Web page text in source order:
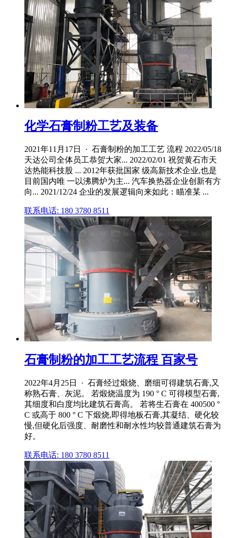
化学石膏制粉工艺及装备
2021年11月17日 · 石膏制粉的加工工艺 流程 2022/05/18
天达公司全体员工恭贺大家... 2022/02/01 祝贺黄石市天
达热能科技股 ... 2012年获批国家 级高新技术企业,也是
目前国内唯 一以沸腾炉为主... 汽车换热器企业创新有方
向... 2021/12/24 企业的发展逻辑向来如此：瞄准某 ...
联系电话: 180 3780 8511
石膏制粉的加工工艺流程 百家号
2022年4月25日 · 石膏经过煅烧、磨细可得建筑石膏,又
称熟石膏、灰泥。 若煅烧温度为 190 ° C 可得模型石膏,
其细度和白度均比建筑石膏高。 若将生石膏在 400500 °
C 或高于 800 ° C 下煅烧,即得地板石膏,其凝结、硬化较
慢,但硬化后强度、耐磨性和耐水性均较普通建筑石膏为
好。
联系电话: 180 3780 8511